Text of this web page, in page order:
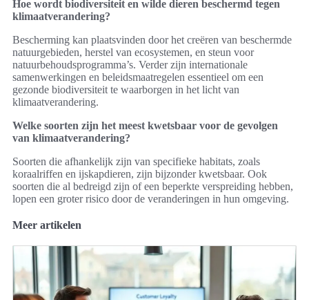
Hoe wordt biodiversiteit en wilde dieren beschermd tegen
klimaatverandering?
Bescherming kan plaatsvinden door het creëren van beschermde
natuurgebieden, herstel van ecosystemen, en steun voor
natuurbehoudsprogramma’s. Verder zijn internationale
samenwerkingen en beleidsmaatregelen essentieel om een
gezonde biodiversiteit te waarborgen in het licht van
klimaatverandering.
Welke soorten zijn het meest kwetsbaar voor de gevolgen
van klimaatverandering?
Soorten die afhankelijk zijn van specifieke habitats, zoals
koraalriffen en ijskapdieren, zijn bijzonder kwetsbaar. Ook
soorten die al bedreigd zijn of een beperkte verspreiding hebben,
lopen een groter risico door de veranderingen in hun omgeving.
Meer artikelen